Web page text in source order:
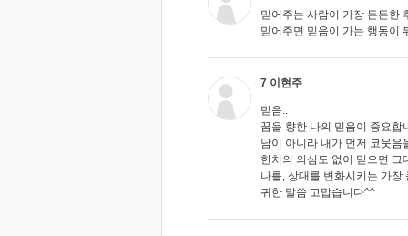
믿어주는 사람이 가장 든든한
믿어주면 믿음이 가는 행동이
7 이현주
믿음..
꿈을 향한 나의 믿음이 중요합
남이 아니라 내가 먼저 코웃음
한치의 의심도 없이 믿으면 그
나를, 상대를 변화시키는 가장
귀한 말씀 고맙습니다^^